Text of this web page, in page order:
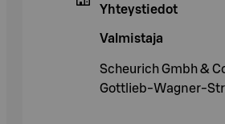
Yhteystiedot
Valmistaja
Scheurich Gmbh &
Gottlieb-Wagner-